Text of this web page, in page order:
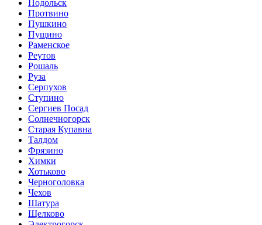
Подольск
Протвино
Пушкино
Пущино
Раменское
Реутов
Рошаль
Руза
Серпухов
Ступино
Сергиев Посад
Солнечногорск
Старая Купавна
Талдом
Фрязино
Химки
Хотьково
Черноголовка
Чехов
Шатура
Щелково